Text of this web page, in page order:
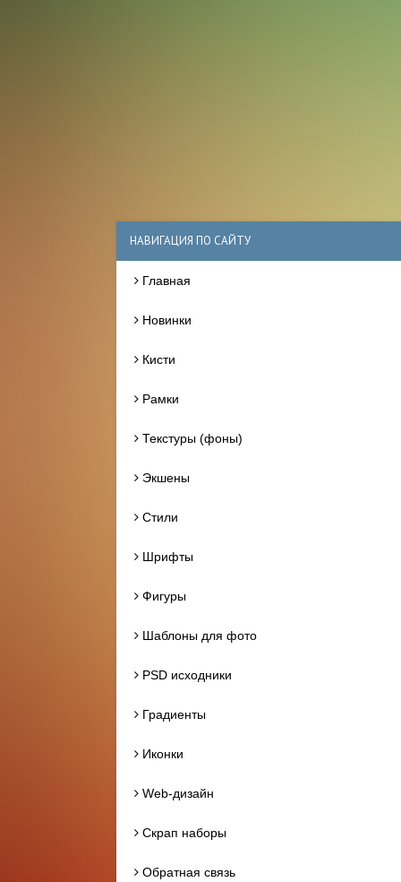
НАВИГАЦИЯ ПО САЙТУ
Главная
Новинки
Кисти
Рамки
Текстуры (фоны)
Экшены
Стили
Шрифты
Фигуры
Шаблоны для фото
PSD исходники
Градиенты
Иконки
Web-дизайн
Скрап наборы
Обратная связь